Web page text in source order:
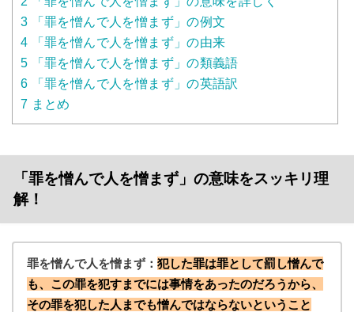
3 「罪を憎んで人を憎まず」の例文
4 「罪を憎んで人を憎まず」の由来
5 「罪を憎んで人を憎まず」の類義語
6 「罪を憎んで人を憎まず」の英語訳
7 まとめ
「罪を憎んで人を憎まず」の意味をスッキリ理
解！
罪を憎んで人を憎まず： 犯した罪は罪として罰し憎んで
も、この罪を犯すまでには事情をあったのだろうから、
その罪を犯した人までも憎んではならないということ